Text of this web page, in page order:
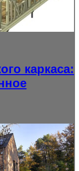
каркаса: